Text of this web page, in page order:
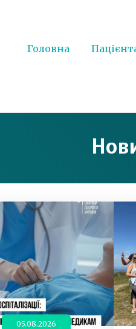
Головна
05.08.2026